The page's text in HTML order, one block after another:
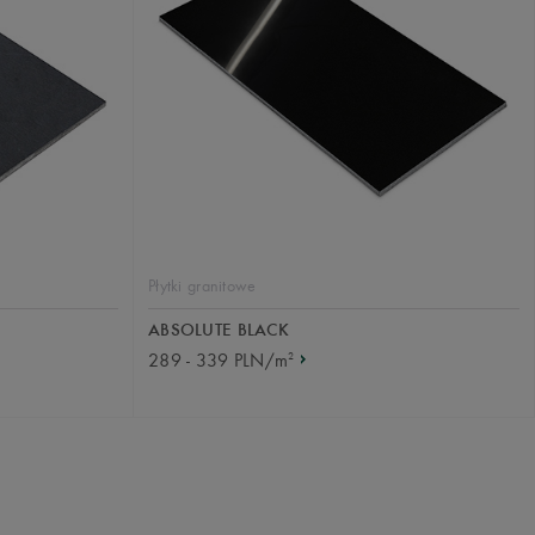
Płytki granitowe
ABSOLUTE BLACK
289 - 339 PLN/m2